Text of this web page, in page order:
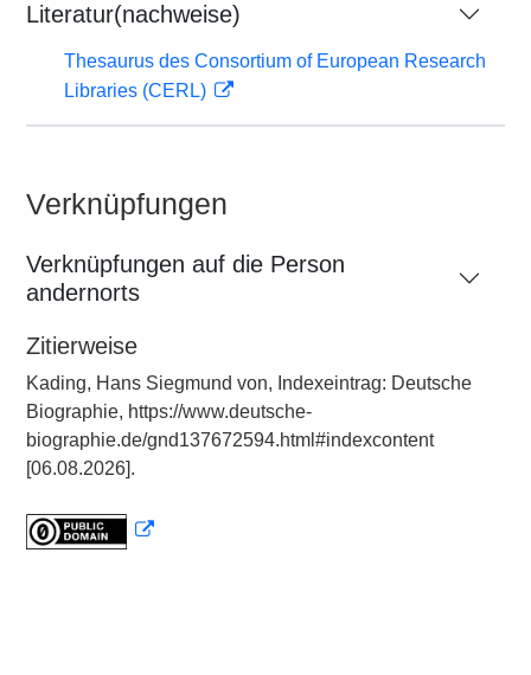
Literatur(nachweise)
Thesaurus des Consortium of European Research
Libraries (CERL)
Verknüpfungen
Verknüpfungen auf die Person
andernorts
Zitierweise
Kading, Hans Siegmund von, Indexeintrag: Deutsche
Biographie, https://www.deutsche-
biographie.de/gnd137672594.html#indexcontent
[06.08.2026].